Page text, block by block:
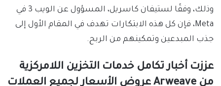
وذلك، وفقًا لستيفان كاسريل، المسؤول عن الويب 3 في
Meta، فإن كل هذه الابتكارات تهدف في المقام الأول إلى
جذب المبدعين وتمكينهم من الربح.
عززت أخبار تكامل خدمات التخزين اللامركزية
من Arweave عروض الأسعار لجميع العملات